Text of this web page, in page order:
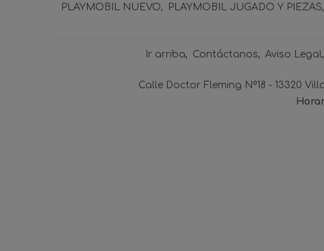
PLAYMOBIL NUEVO PLAYMOBIL JUGADO Y PIEZAS
Ir arriba Contáctanos Aviso Legal
Calle Doctor Fleming Nº18 - 13320